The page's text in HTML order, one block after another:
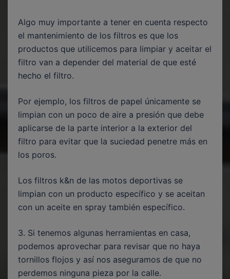
Algo muy importante a tener en cuenta respecto
el mantenimiento de los filtros es que los
productos que utilicemos para limpiar y aceitar el
filtro van a depender del material de que esté
hecho el filtro.
Por ejemplo, los filtros de papel únicamente se
limpian con un poco de aire a presión que debe
aplicarse de la parte interior a la exterior del
filtro para evitar que la suciedad penetre más en
los poros.
Los filtros k&n de las motos deportivas se
limpian con un producto específico y se aceitan
con un aceite en spray también específico.
3. Si tenemos algunas herramientas en casa,
podemos aprovechar para revisar que no haya
tornillos flojos y así nos aseguramos de que no
perdemos ninguna pieza por la calle.